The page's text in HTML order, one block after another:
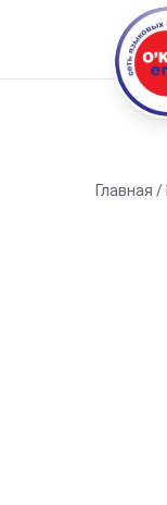
Главная /